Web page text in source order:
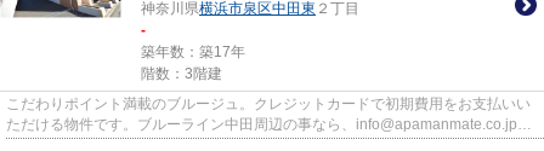
神奈川県横浜市泉区中田東 ２丁目
-
築年数：築17年
階数：3階建
こだわりポイント満載のブルージュ。クレジットカードで初期費用をお支払いい
ただける物件です。ブルーライン中田周辺の事なら、info@apamanmate.co.jpか